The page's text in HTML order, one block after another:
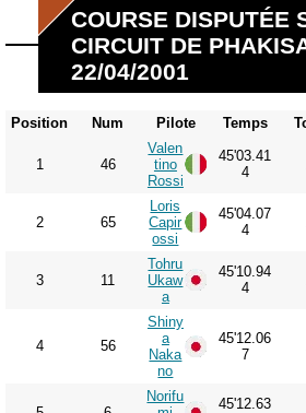
COURSE DISPUTÉE
CIRCUIT DE
22/04/2001
Position Num Pilote Temps
1 46
Valen
tino
Rossi
45'03.41
4
2 65
Loris
Capir
ossi
45'04.07
4
3 11
Tohru
Ukaw
a
45'10.94
4
4 56
Shiny
a
Naka
no
45'12.06
7
Norifu
45'12.63